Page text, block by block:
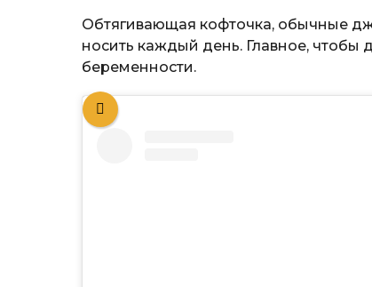
Обтягивающая кофточка, обычные
носить каждый день. Главное,
беременности.